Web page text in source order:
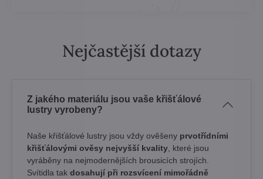
Nejčastější dotazy
Z jakého materiálu jsou vaše křišťálové
lustry vyrobeny?
Naše křišťálové lustry jsou vždy ověšeny prvotřídními
křišťálovými ověsy nejvyšší kvality , které jsou
vyráběny na nejmodernějších brousicích strojích.
Svítidla tak dosahují při rozsvícení mimořádně